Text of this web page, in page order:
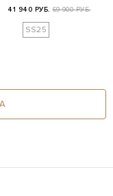
поло…
41 940 РУБ. 69 900 РУБ.
SS25